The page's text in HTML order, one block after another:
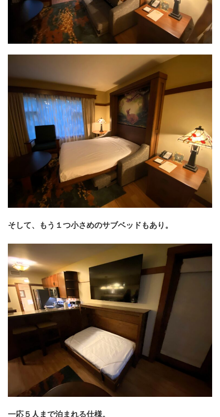
そして、もう１つ小さめのサブベッドもあり。
一応５人まで泊まれる仕様。